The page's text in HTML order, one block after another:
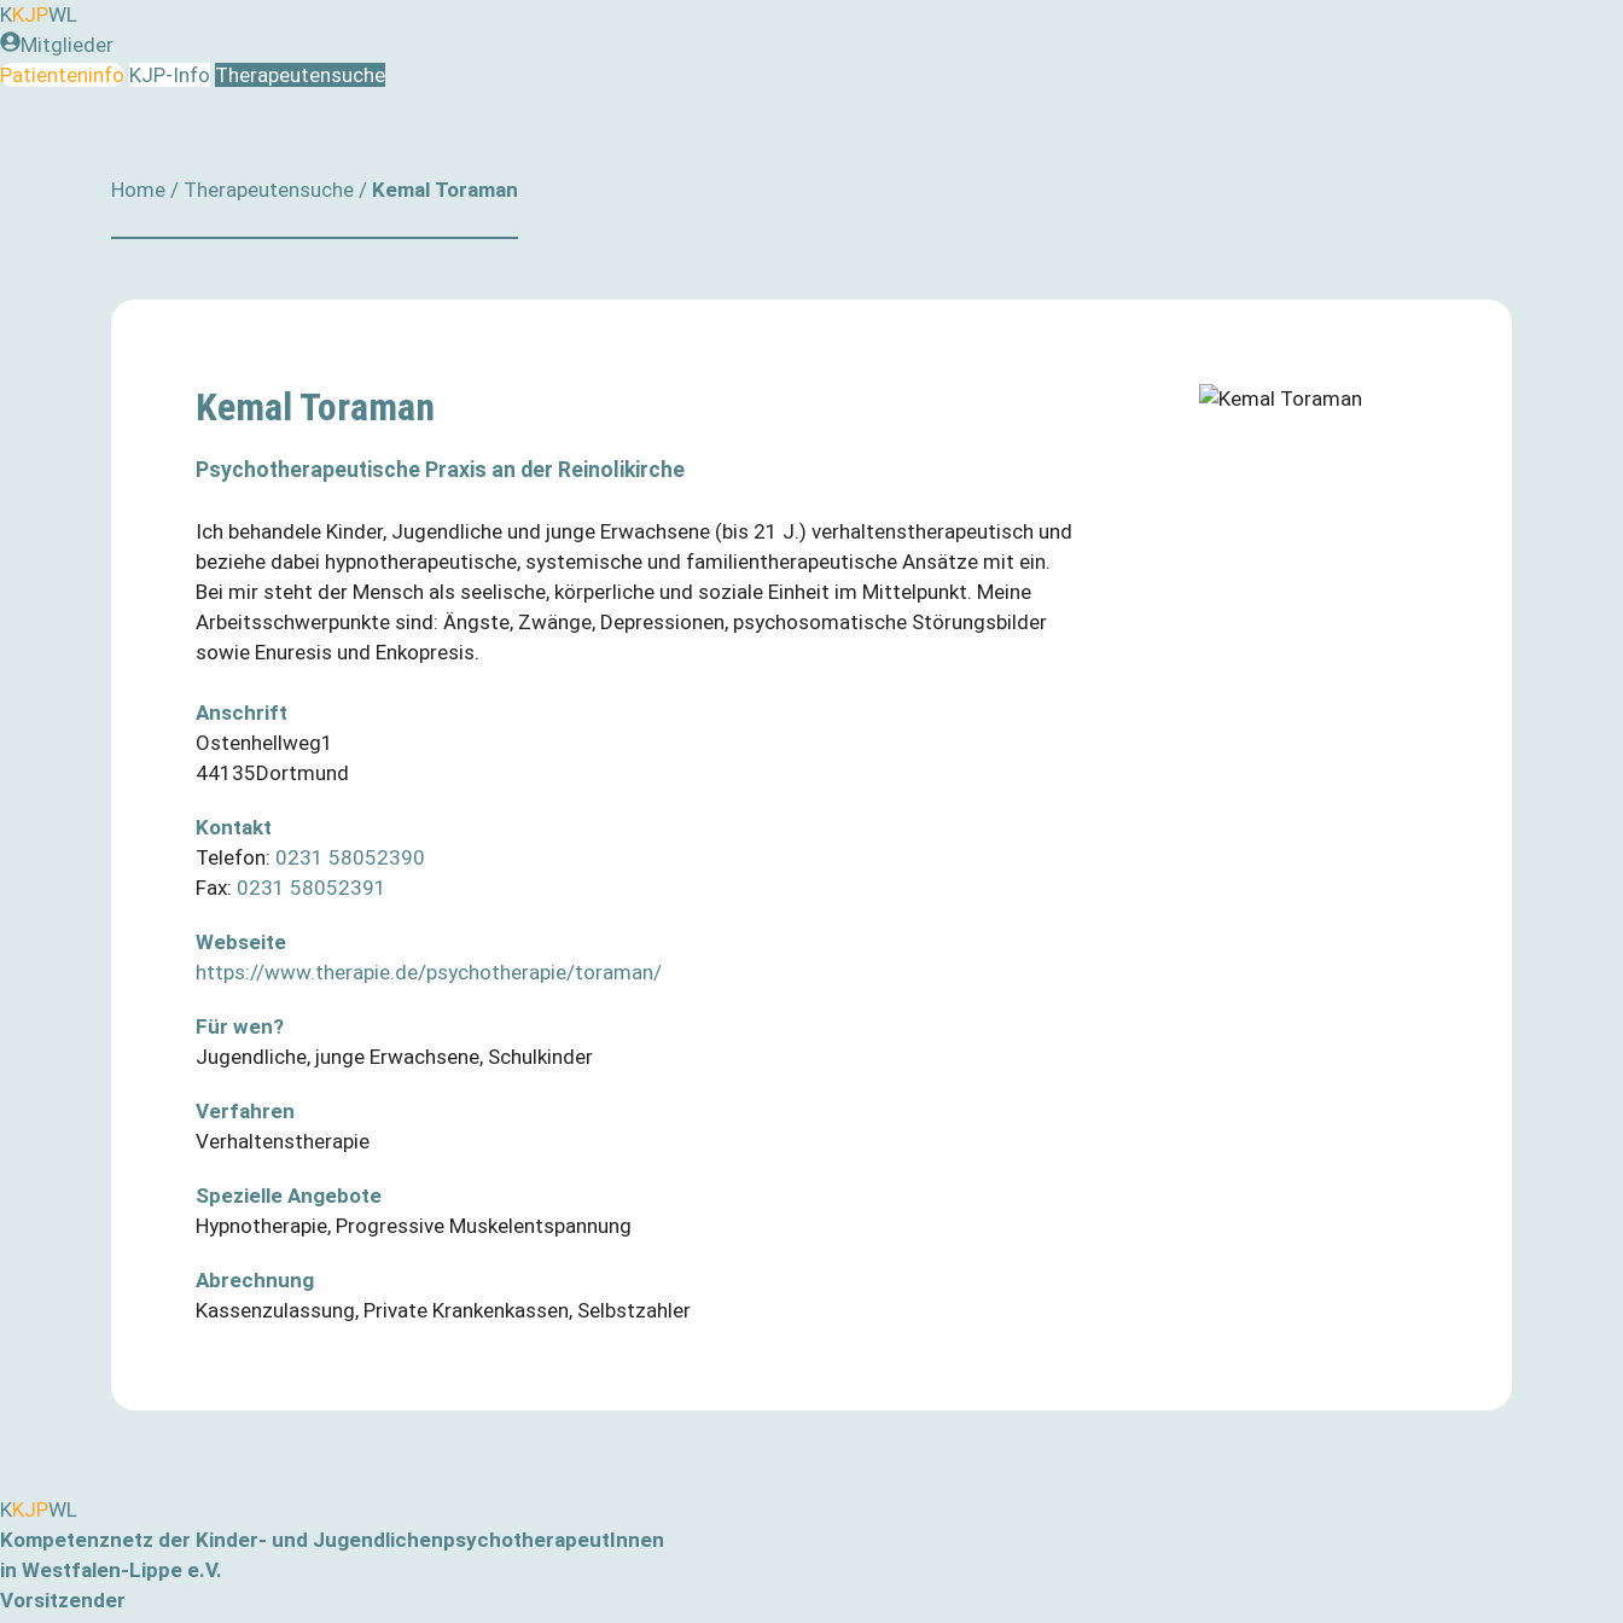
Zum
Inhalt
springen
KKJPWL
Mitglieder
Patienteninfo KJP-Info Therapeutensuche
Home / Therapeutensuche / Kemal Toraman
Kemal Toraman
Psychotherapeutische Praxis an der Reinolikirche
Ich behandele Kinder, Jugendliche und junge Erwachsene (bis 21 J.) verhaltenstherapeutisch und
beziehe dabei hypnotherapeutische, systemische und familientherapeutische Ansätze mit ein.
Bei mir steht der Mensch als seelische, körperliche und soziale Einheit im Mittelpunkt. Meine
Arbeitsschwerpunkte sind: Ängste, Zwänge, Depressionen, psychosomatische Störungsbilder
sowie Enuresis und Enkopresis.
Anschrift
Ostenhellweg1
44135Dortmund
Kontakt
Telefon: 0231 58052390
Fax: 0231 58052391
Webseite
https://www.therapie.de/psychotherapie/toraman/
Für wen?
Jugendliche, junge Erwachsene, Schulkinder
Verfahren
Verhaltenstherapie
Spezielle Angebote
Hypnotherapie, Progressive Muskelentspannung
Abrechnung
Kassenzulassung, Private Krankenkassen, Selbstzahler
KKJPWL
Kompetenznetz der Kinder- und JugendlichenpsychotherapeutInnen
in Westfalen-Lippe e.V.
Vorsitzender